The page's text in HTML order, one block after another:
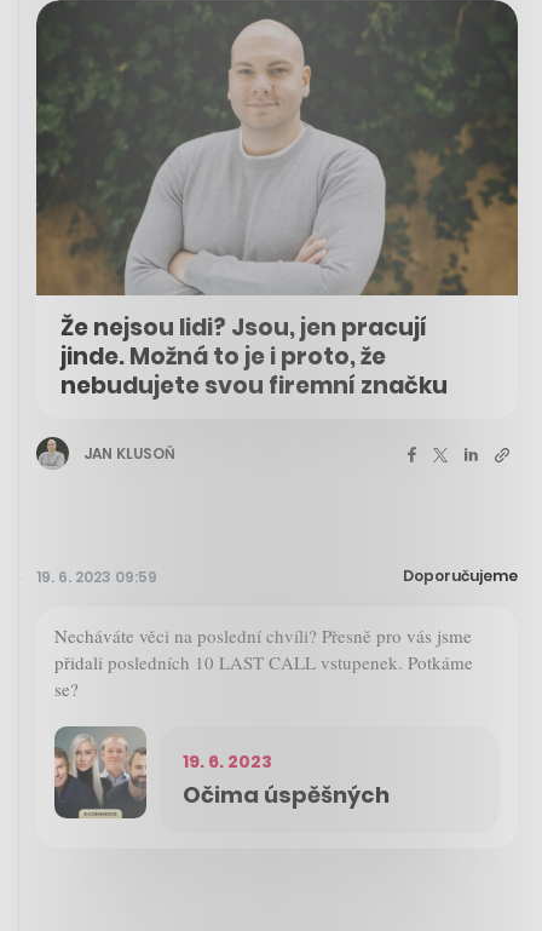
Že nejsou lidi? Jsou, jen pracují
jinde. Možná to je i proto, že
nebudujete svou firemní značku
JAN KLUSOŇ
19. 6. 2023 09:59 Doporučujeme
Necháváte věci na poslední chvíli? Přesně pro vás jsme
přidali posledních 10 LAST CALL vstupenek. Potkáme
se?
19. 6. 2023
Očima úspěšných